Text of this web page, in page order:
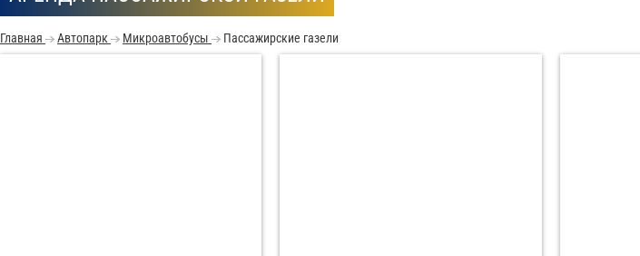
Главная Автопарк Микроавтобусы Пассажирские газели